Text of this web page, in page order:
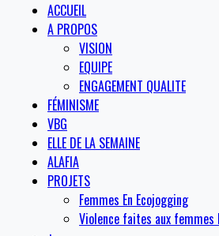
ACCUEIL
A PROPOS
VISION
EQUIPE
ENGAGEMENT QUALITE
FÉMINISME
VBG
ELLE DE LA SEMAINE
ALAFIA
PROJETS
Femmes En Ecojogging
Violence faites aux femmes